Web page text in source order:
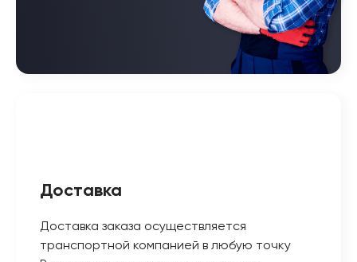
Доставка
Доставка заказа осуществляется
транспортной компанией в любую точку